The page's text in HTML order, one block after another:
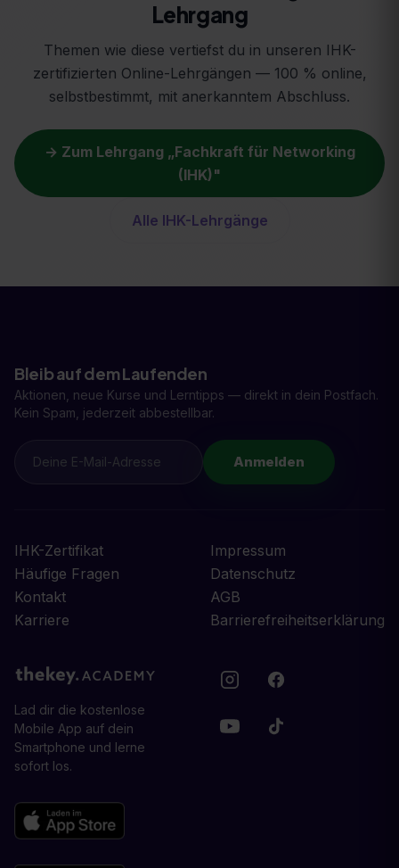
Lehrgang
Themen wie diese vertiefst du in unseren IHK-
zertifizierten Online-Lehrgängen — 100 % online,
selbstbestimmt, mit anerkanntem Abschluss.
→ Zum Lehrgang „Fachkraft für Networking
(IHK) "
Alle IHK-Lehrgänge
Bleib auf dem Laufenden
Aktionen, neue Kurse und Lerntipps — direkt in dein Postfach.
Kein Spam, jederzeit abbestellbar.
Anmelden
IHK-Zertifikat
Häufige Fragen
Kontakt
Karriere
Impressum
Datenschutz
AGB
Barrierefreiheitserklärung
Lad dir die kostenlose
Mobile App auf dein
Smartphone und lerne
sofort los.